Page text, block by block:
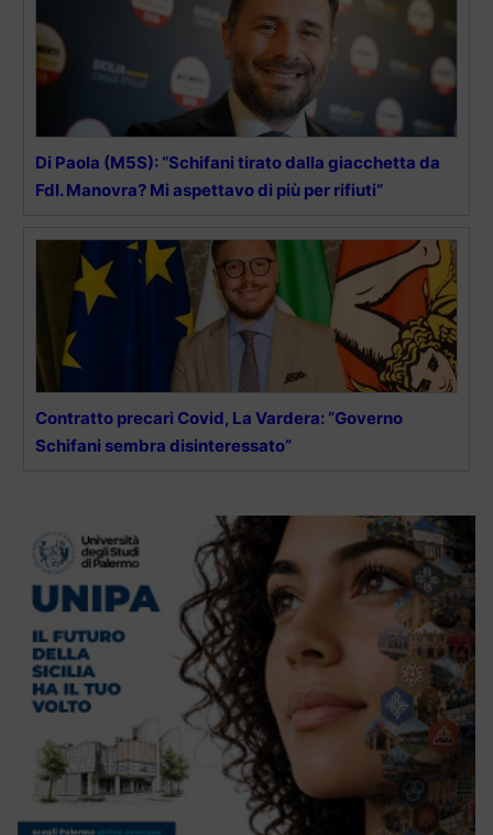
Di Paola (M5S): “Schifani tirato dalla giacchetta da
FdI. Manovra? Mi aspettavo di più per rifiuti”
Contratto precari Covid, La Vardera: “Governo
Schifani sembra disinteressato”